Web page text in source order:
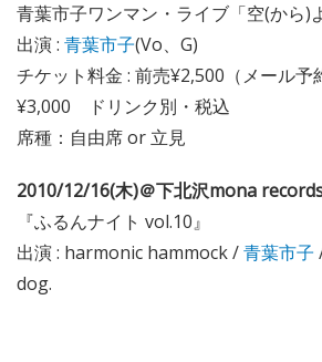
青葉市子ワンマン・ライブ「空(から)
出演 : 青葉市子(Vo、G)
チケット料金 : 前売¥2,500（メール予
¥3,000 ドリンク別・税込
席種：自由席 or 立見
2010/12/16(木)＠下北沢mona
『ふるんナイト vol.10』
出演 : harmonic hammock /青葉市子
dog.